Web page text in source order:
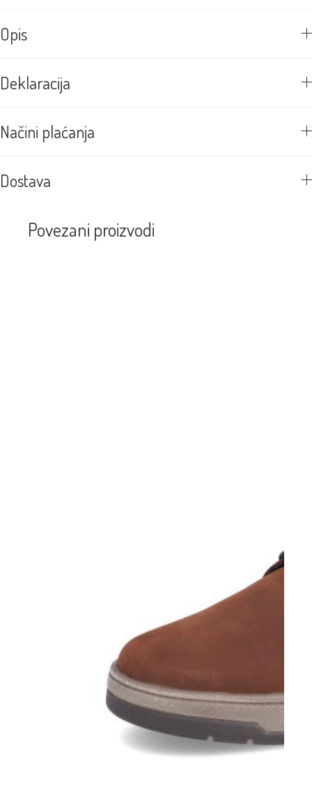
Opis
Deklaracija
Načini plaćanja
Dostava
Povezani proizvodi